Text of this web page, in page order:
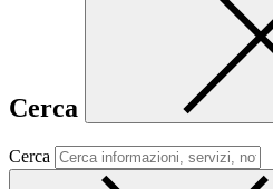
Cerca
Cerca